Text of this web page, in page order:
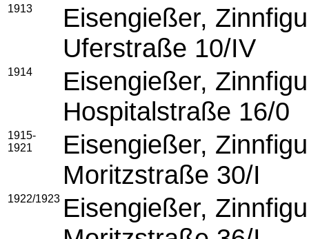
1913
Eisengießer,
Uferstraße 10/IV
1914
Eisengießer,
Hospitalstraße 16/0
1915-
1921
Eisengießer,
Moritzstraße 30/I
1922/1923 Eisengießer,